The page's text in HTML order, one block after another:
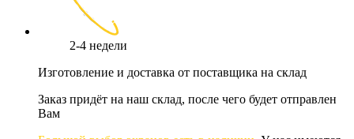
2-4 недели
Изготовление и доставка от поставщика на склад
Заказ придёт на наш склад, после чего будет отправлен
Вам